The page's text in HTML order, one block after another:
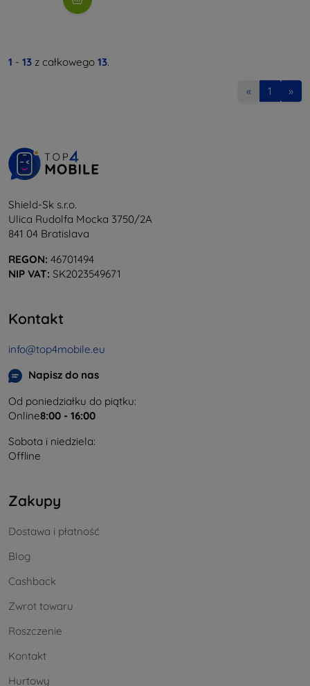
1 - 13 z całkowego 13.
« 1 »
Shield-Sk s.r.o.
Ulica Rudolfa Mocka 3750/2A
841 04 Bratislava
REGON: 46701494
NIP VAT: SK2023549671
Kontakt
info@top4mobile.eu
Napisz do nas
Od poniedziałku do piątku:
Online8:00 - 16:00
Sobota i niedziela:
Offline
Zakupy
Dostawa i płatność
Blog
Cashback
Zwrot towaru
Roszczenie
Kontakt
Hurtowy